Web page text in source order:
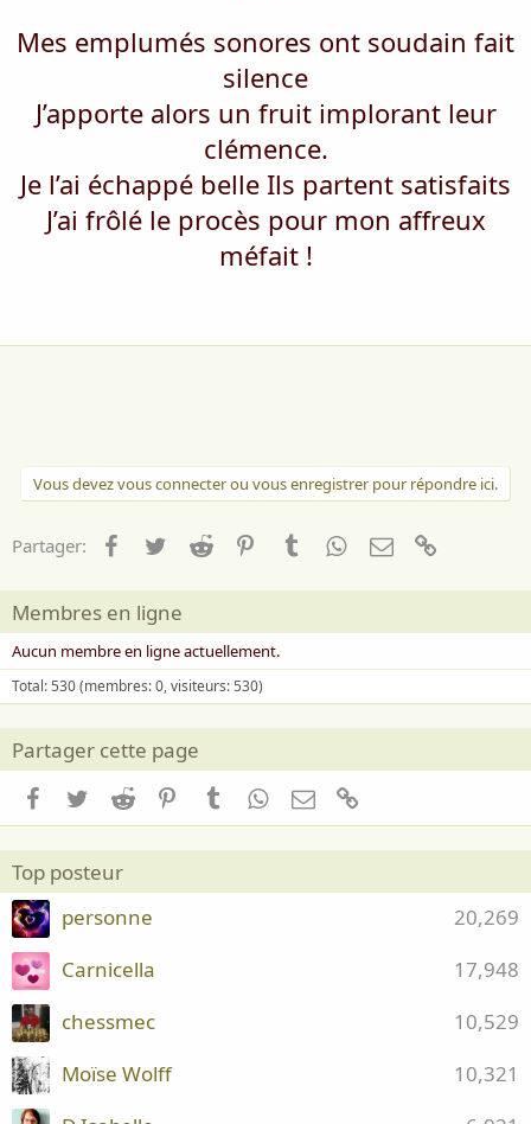
Mes emplumés sonores ont soudain fait
silence
J’apporte alors un fruit implorant leur
clémence.
Je l’ai échappé belle Ils partent satisfaits
J’ai frôlé le procès pour mon affreux
méfait !
Vous devez vous connecter ou vous enregistrer pour répondre ici.
Partager: Facebook
TwitterReddit PinterestTumblrWhatsApp
Email
Membres en ligne
Aucun membre en ligne actuellement.
Total: 530 (membres: 0, visiteurs: 530)
Partager cette page
Facebook
TwitterReddit PinterestTumblrWhatsApp
Email
Top posteur
20,269
personne
17,948
Carnicella
10,529
chessmec
10,321
Moïse Wolff